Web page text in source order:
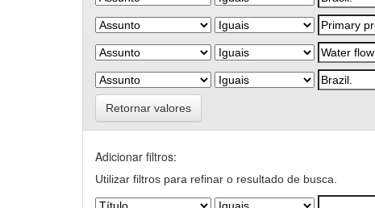
Retornar valores
Adicionar filtros:
Utilizar filtros para refinar o resultado de busca.